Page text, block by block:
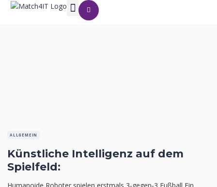
ALLGEMEIN
Künstliche Intelligenz auf dem
Spielfeld: